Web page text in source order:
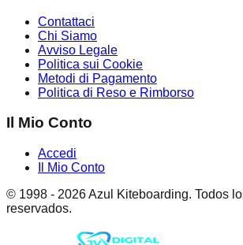
Contattaci
Chi Siamo
Avviso Legale
Politica sui Cookie
Metodi di Pagamento
Politica di Reso e Rimborso
Il Mio Conto
Accedi
Il Mio Conto
© 1998 - 2026Azul Kiteboarding. Todos
reservados.